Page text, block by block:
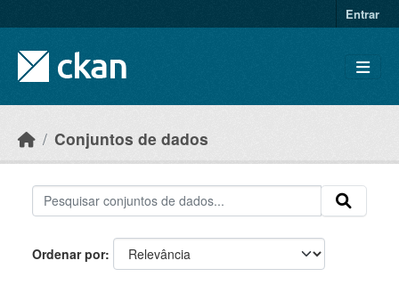
Entrar
Conjuntos de dados
Ordenar por